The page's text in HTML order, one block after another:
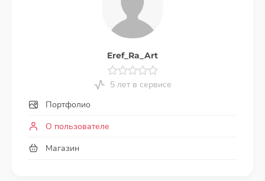
Eref_Ra_Art
5 лет в сервисе
Портфолио
О пользователе
Магазин